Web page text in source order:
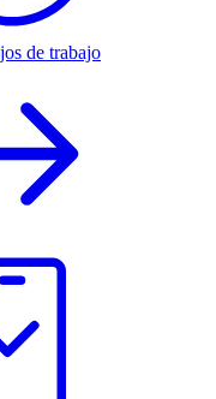
de trabajo